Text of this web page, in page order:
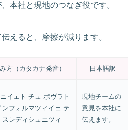
本社と現地のつなぎ役です。
えると、摩擦が減ります。
方（カタカナ発音） 日本語訳
イェト チュ ポヴラト
ンフォルマツィイェ テ
スレディシュニツィ
現地チームの
意見を本社に
伝えます。